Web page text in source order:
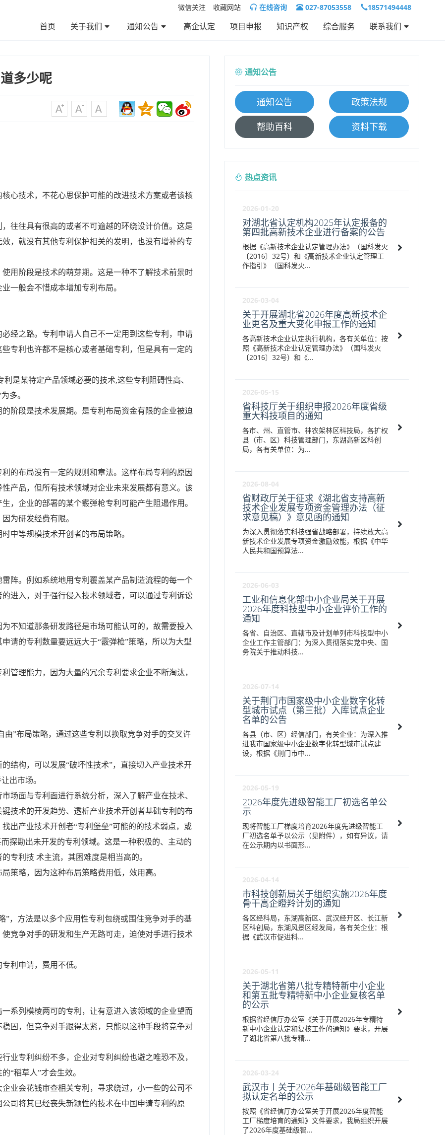
微信关注 收藏网站 在线咨询 027-87053558 18571494448
首页 关于我们 通知公告 高企认定 项目申报 知识产权 综合服务 联系我们
多少呢
心技术，不花心思保护可能的改进技术方案或者该核
往往具有很高的或者不可逾越的环绕设计价值。这是
，就没有其他专利保护相关的发明，也没有增补的专
用阶段是技术的萌芽期。这是一种不了解技术前景时
一般会不惜成本增加专利布局。
经之路。专利申请人自己不一定用到这些专利，申请
专利也许都不是核心或者基础专利，但是具有一定的
是某特定产品领域必要的技术,这些专利阻碍性高、
多。
阶段是技术发展期。是专利布局资金有限的企业被迫
的布局没有一定的规则和章法。这样布局专利的原因
产品，但所有技术领域对企业未来发展都有意义。该
，企业的部署的某个霰弹枪专利可能产生阻遏作用。
为研发经费有限。
中等规模技术开创者的布局策略。
阵。例如系统地用专利覆盖某产品制造流程的每一个
进入，对于强行侵入技术领域者，可以通过专利诉讼
不知道那条研发路径是市场可能认可的，故需要投入
请的专利数量要远远大于“霰弹枪”策略，所以为大型
管理能力，因为大量的冗余专利要求企业不断淘汰，
由”布局策略，通过这些专利以换取竞争对手的交叉许
结构，可以发展“破坏性技术”，直接切入产业技术开
出市场。
场面与专利面进行系统分析，深入了解产业在技术、
技术的开发趋势、透析产业技术开创者基础专利的布
出产业技术开创者“专利堡垒”可能的的技术弱点，或
探勘出未开发的专利领域。这是一种积极的、主动的
专利技 术主流，其困难度是相当高的。
策略，因为这种布局策略费用低，效用高。
”，方法是以多个应用性专利包绕或围住竞争对手的基
竞争对手的研发和生产无路可走，迫使对手进行技术
利申请，费用不低。
系列模棱两可的专利，让有意进入该领域的企业望而
固，但竞争对手跟得太紧，只能以这种手段将竞争对
业专利纠纷不多，企业对专利纠纷也避之唯恐不及，
“稻草人”才会生效。
业会花钱审查相关专利，寻求绕过，小一些的公司不
司将其已经丧失新颖性的技术在中国申请专利的原
通知公告
通知公告 政策法规
帮助百科 资料下载
热点资讯
2026-01-20
对湖北省认定机构2025年认定报备的
第四批高新技术企业进行备案的公告
根据《高新技术企业认定管理办法》（国科发火
〔2016〕32号）和《高新技术企业认定管理工
作指引》（国科发火...
2026-03-04
关于开展湖北省2026年度高新技术企
业更名及重大变化申报工作的通知
各高新技术企业认定执行机构，各有关单位：按
照《高新技术企业认定管理办法》（国科发火
〔2016〕32号）和《...
2026-05-15
省科技厅关于组织申报2026年度省级
重大科技项目的通知
各市、州、直管市、神农架林区科技局，各扩权
县（市、区）科技管理部门，东湖高新区科创
局，各有关单位：为...
2026-08-04
省财政厅关于征求《湖北省支持高新
技术企业发展专项资金管理办法（征
求意见稿）》意见函的通知
为深入贯彻落实科技强省战略部署，持续放大高
新技术企业发展专项资金激励效能，根据《中华
人民共和国预算法...
2026-06-03
工业和信息化部中小企业局关于开展
2026年度科技型中小企业评价工作的
通知
各省、自治区、直辖市及计划单列市科技型中小
企业工作主管部门：为深入贯彻落实党中央、国
务院关于推动科技...
2026-07-14
关于荆门市国家级中小企业数字化转
型城市试点（第三批）入库试点企业
名单的公告
各县（市、区）经信部门，有关企业：为深入推
进我市国家级中小企业数字化转型城市试点建
设，根据《荆门市中...
2026-05-19
2026年度先进级智能工厂初选名单公
示
现将智能工厂梯度培育2026年度先进级智能工
厂初选名单予以公示（见附件），如有异议，请
在公示期内以书面形...
2026-04-14
市科技创新局关于组织实施2026年度
骨干高企瞪羚计划的通知
各区经科局，东湖高新区、武汉经开区、长江新
区科创局，东湖风景区经发局，各有关企业：根
据《武汉市促进科...
2026-05-11
关于湖北省第八批专精特新中小企业
和第五批专精特新中小企业复核名单
的公示
根据省经信厅办公室《关于开展2026年专精特
新中小企业认定和复核工作的通知》要求，开展
了湖北省第八批专精...
2026-03-24
武汉市丨关于2026年基础级智能工厂
拟认定名单的公示
按照《省经信厅办公室关于开展2026年度智能
工厂梯度培育的通知》文件要求，我局组织开展
了2026年度基础级智...